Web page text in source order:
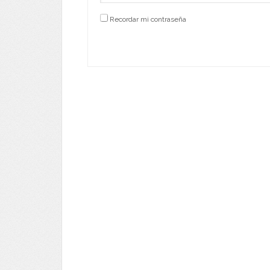
Recordar mi contraseña